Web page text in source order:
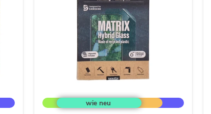
Samsung
Galaxy